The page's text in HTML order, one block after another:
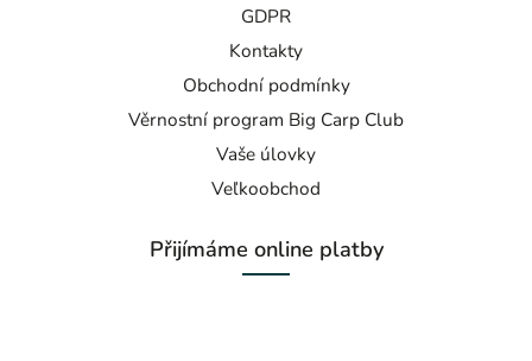
GDPR
Kontakty
Obchodní podmínky
Věrnostní program Big Carp Club
Vaše úlovky
Veľkoobchod
Přijímáme online platby